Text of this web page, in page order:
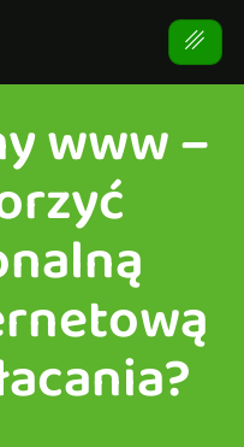
www –